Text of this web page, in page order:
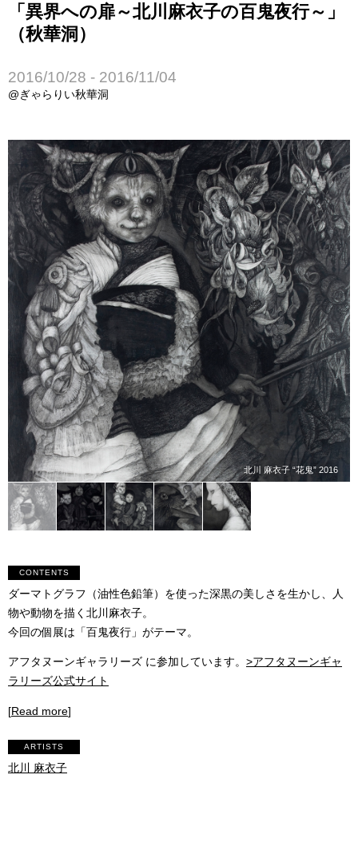
「異界への扉～北川麻衣子の百鬼夜行～」
（秋華洞）
2016/10/28 - 2016/11/04
@ぎゃらりい秋華洞
北川 麻衣子 “花鬼” 2016
CONTENTS
ダーマトグラフ（油性色鉛筆）を使った深黒の美しさを生かし、人
物や動物を描く北川麻衣子。
今回の個展は「百鬼夜行」がテーマ。
アフタヌーンギャラリーズ に参加しています。 >アフタヌーンギャ
ラリーズ公式サイト
[Read more]
ARTISTS
北川 麻衣子